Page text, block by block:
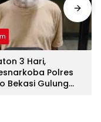
3 Hari,
Polres
Bekasi Gulung